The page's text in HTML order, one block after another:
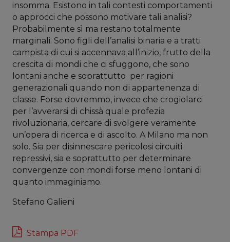
insomma. Esistono in tali contesti comportamenti
o approcci che possono motivare tali analisi?
Probabilmente sì ma restano totalmente
marginali. Sono figli dell’analisi binaria e a tratti
campista di cui si accennava all’inizio, frutto della
crescita di mondi che ci sfuggono, che sono
lontani anche e soprattutto per ragioni
generazionali quando non di appartenenza di
classe. Forse dovremmo, invece che crogiolarci
per l’avverarsi di chissà quale profezia
rivoluzionaria, cercare di svolgere veramente
un’opera di ricerca e di ascolto. A Milano ma non
solo. Sia per disinnescare pericolosi circuiti
repressivi, sia e soprattutto per determinare
convergenze con mondi forse meno lontani di
quanto immaginiamo.
Stefano Galieni
Stampa PDF